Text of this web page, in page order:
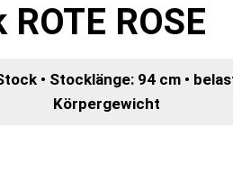
ROSE
• Stocklänge: 94 cm •
Körpergewicht